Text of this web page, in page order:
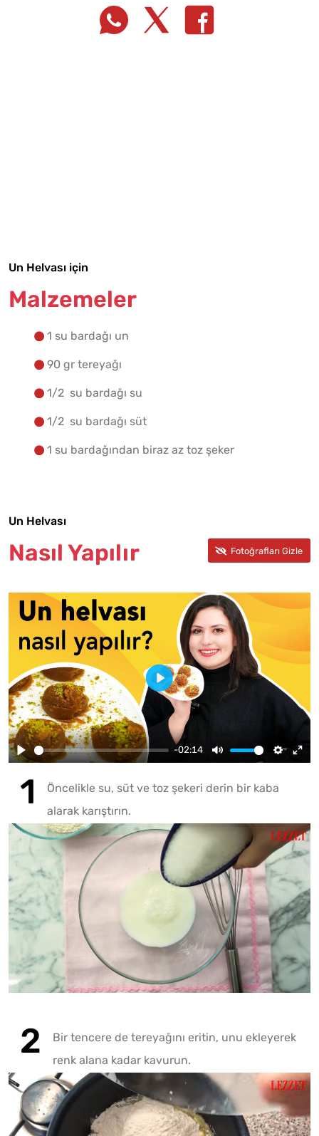
Un Helvası için
Malzemeler
1 su bardağı un
90 gr tereyağı
1/2 su bardağı su
1/2 su bardağı süt
1 su bardağından biraz az toz şeker
Un Helvası
Nasıl Yapılır
-02:14
Öncelikle su, süt ve toz şekeri derin bir kaba
alarak karıştırın.
Bir tencere de tereyağını eritin, unu ekleyerek
renk alana kadar kavurun.